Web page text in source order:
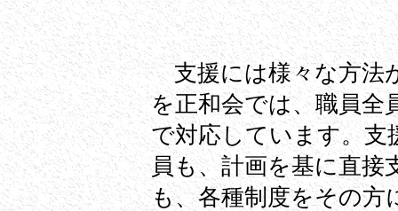
支援には様々な方法
を正和会では、職員全
で対応しています。支
員も、計画を基に直接
も、各種制度をその方